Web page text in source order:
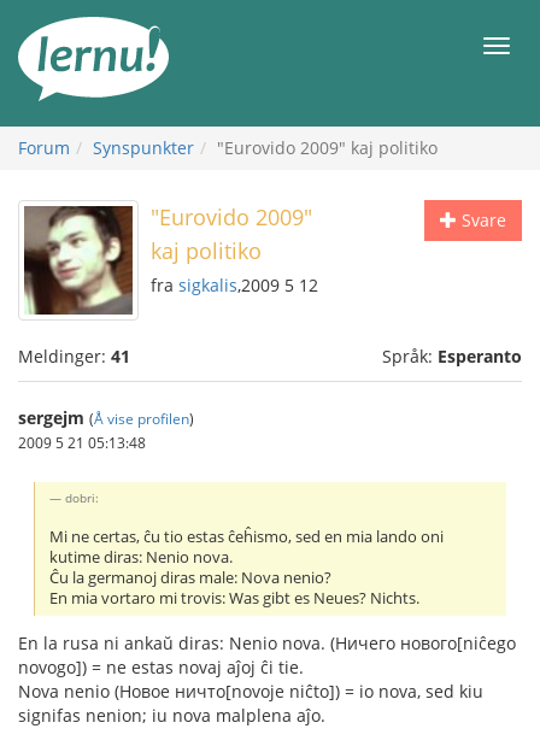
innholdet
Meny
Forum Synspunkter "Eurovido 2009" kaj politiko
Svare
"Eurovido 2009"
kaj politiko
fra sigkalis,2009 5 12
Meldinger: 41 Språk: Esperanto
sergejm (Å vise profilen)
2009 5 21 05:13:48
dobri:
Mi ne certas, ĉu tio estas ĉeĥismo, sed en mia lando oni
kutime diras: Nenio nova.
Ĉu la germanoj diras male: Nova nenio?
En mia vortaro mi trovis: Was gibt es Neues? Nichts.
En la rusa ni ankaŭ diras: Nenio nova. (Ничего нового[niĉego
novogo]) = ne estas novaj aĵoj ĉi tie.
Nova nenio (Новое ничто[novoje niĉto]) = io nova, sed kiu
signifas nenion; iu nova malplena aĵo.